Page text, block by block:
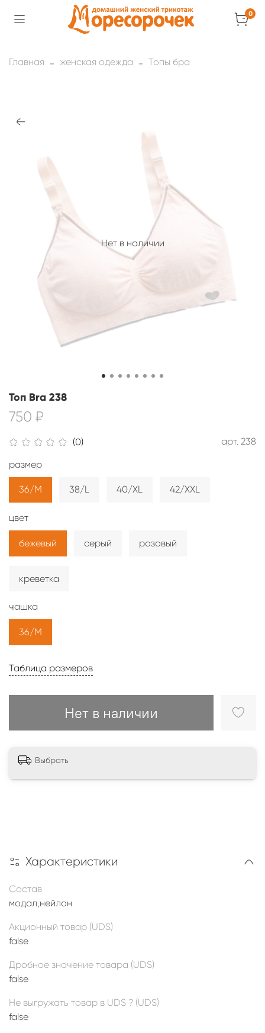
0
Главная женская одежда Топы бра
Нет в наличии
(0) арт. 238
Топ Bra 238
750 ₽
Таблица размеров
Нет в наличии
размер
36/M 38/L 40/XL 42/XXL
цвет
бежевый серый розовый
креветка
чашка
36/M
Выбрать
Характеристики
Состав
модал,нейлон
Акционный товар (UDS)
false
Дробное значение товара (UDS)
false
Не выгружать товар в UDS ? (UDS)
false